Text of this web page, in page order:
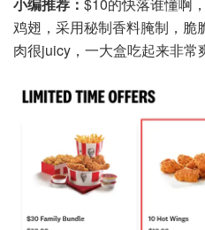
鸡翅，采用秘制香料腌制，脆
肉很juicy，一大盒吃起来非常